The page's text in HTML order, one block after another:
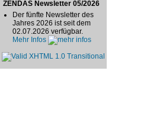
ZENDAS Newsletter 05/2026
Der fünfte Newsletter des
Jahres 2026 ist seit dem
02.07.2026 verfügbar.
Mehr Infos